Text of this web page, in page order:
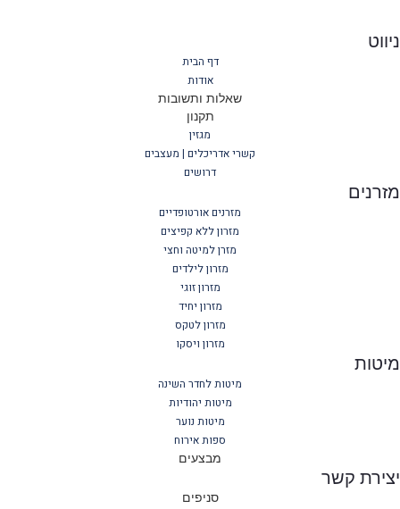
דף הבית
אודות
שאלות ותשובות
תקנון
מגזין
קשרי אדריכלים | מעצבים
דרושים
מזרנים אורטופדיים
מזרון ללא קפיצים
מזרן למיטה וחצי
מזרון לילדים
מזרון זוגי
מזרון יחיד
מזרון לטקס
מזרון ויסקו
מיטות לחדר השינה
מיטות יהודיות
מיטות נוער
ספות אירוח
מבצעים
קשר
סניפים